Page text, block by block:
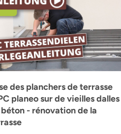
des planchers de terrasse
planeo sur de vieilles dalles
- rénovation de la